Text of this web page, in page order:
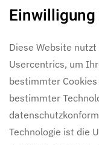
Diese Website
Usercentrics, um
bestimmter
bestimmter
Technologie ist die